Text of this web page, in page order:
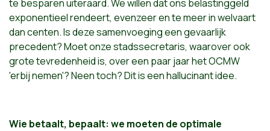
te besparen uiteraard. We willen dat ons belastinggeld
exponentieel rendeert, evenzeer en te meer in welvaart
dan centen. Is deze samenvoeging een gevaarlijk
precedent? Moet onze stadssecretaris, waarover ook
grote tevredenheid is, over een paar jaar het OCMW
'erbij nemen'? Neen toch? Dit is een hallucinant idee.
Wie betaalt, bepaalt: we moeten de optimale